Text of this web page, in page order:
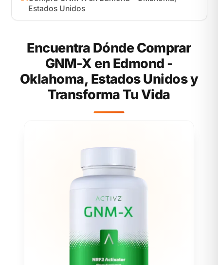
Estados Unidos
Encuentra Dónde Comprar
GNM-X en Edmond -
Oklahoma, Estados Unidos y
Transforma Tu Vida